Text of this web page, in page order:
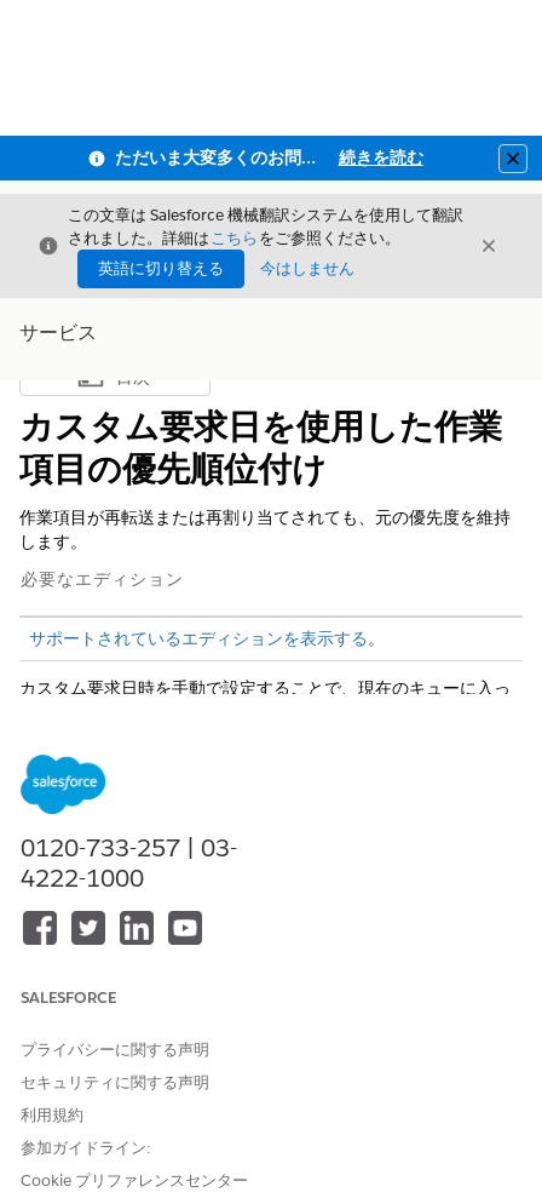
ただいま大変多くのお問い合わせをいただいており、ご連絡までにお時間を頂戴しております 続きを読む
閉じる
この文章は Salesforce 機械翻訳システムを使用して翻訳
されました。詳細はこちら をご参照ください。
英語に切り替える
今はしません
閉じる
サービス
目次を表示
目次
カスタム要求日を使用した作業
項目の優先順位付け
作業項目が再転送または再割り当てされても、元の優先度を維持
します。
必要なエディション
サポートされているエディションを表示する。
カスタム要求日時を手動で設定することで、現在のキューに入っ
て、作業が最初に要求されたタイミングを定義します。
この項目では、日時型の変数のみを使用できます。
が将来の値である場合、入力は無視され、待機中のサービスル
ーティング (PSR) オブジェクトの値は設定されません。
ときに使用できます。Agentforce エージェントまたは
Einstein ボットにルーティングするときには使用できませ
追加のスキルを使用する場合、タイムアウトのカウントダウン
レポートと AgentWork への影響
カスタム要求日時を設定すると、Service Cloud 分析の下流に直
接影響します。
AgentWork オブジェクト: フローで設定された値は、PSR オ
0120-733-257 | 03-
4222-1000
SALESFORCE
プライバシーに関する声明
セキュリティに関する声明
利用規約
参加ガイドライン:
Cookie プリファレンスセンター